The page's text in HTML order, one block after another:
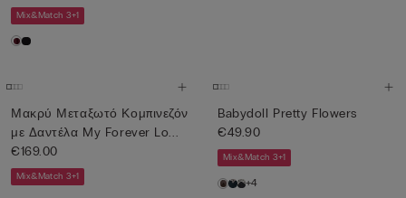
Mix&Match 3+1
Μακρύ Μεταξωτό Κομπινεζόν
με Δαντέλα My Forever Lo...
€169.00
Mix&Match 3+1
Babydoll Pretty Flowers
€49.90
Mix&Match 3+1
+4